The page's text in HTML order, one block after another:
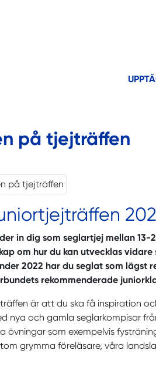
på tjejträffen
in dig som seglartjej mellan
om hur du kan utvecklas
2022 har du seglat som
rekommenderade
är att du ska få inspiration
nya och gamla seglarkompisar
övningar som exempelvis
grymma föreläsare, våra